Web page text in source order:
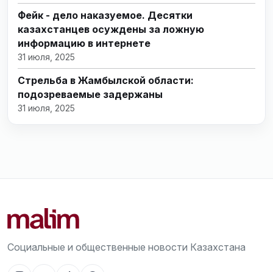
Фейк - дело наказуемое. Десятки
казахстанцев осуждены за ложную
информацию в интернете
31 июля, 2025
Стрельба в Жамбылской области:
подозреваемые задержаны
31 июля, 2025
Социальные и общественные новости Казахстана